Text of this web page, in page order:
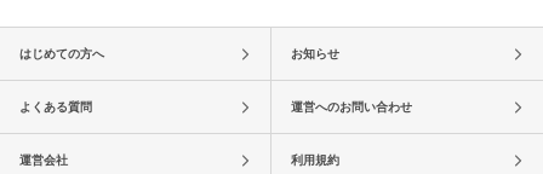
はじめての方へ お知らせ
よくある質問 運営へのお問い合わせ
運営会社 利用規約